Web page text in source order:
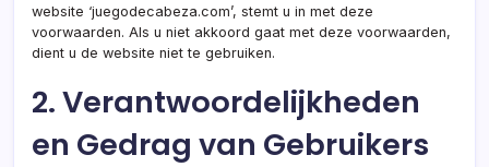
website ‘juegodecabeza.com’, stemt u in met deze
voorwaarden. Als u niet akkoord gaat met deze voorwaarden,
dient u de website niet te gebruiken.
2. Verantwoordelijkheden
en Gedrag van Gebruikers